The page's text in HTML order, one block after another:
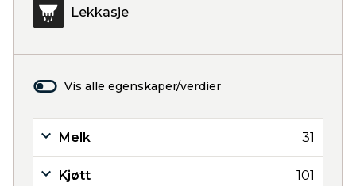
Lekkasje
Vis alle egenskaper/verdier
Melk 31
Kjøtt 101